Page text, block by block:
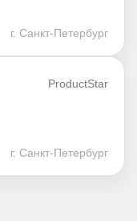
г. Санкт-Петербург
ProductStar
г. Санкт-Петербург